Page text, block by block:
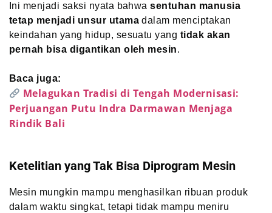
Ini menjadi saksi nyata bahwasentuhan manusia
tetap menjadi unsur utama dalam menciptakan
keindahan yang hidup, sesuatu yang tidak akan
pernah bisa digantikan oleh mesin.
Baca juga:
Melagukan Tradisi di Tengah Modernisasi:
Perjuangan Putu Indra Darmawan Menjaga
Rindik Bali
Ketelitian yang Tak Bisa Diprogram Mesin
Mesin mungkin mampu menghasilkan ribuan produk
dalam waktu singkat, tetapi tidak mampu meniru